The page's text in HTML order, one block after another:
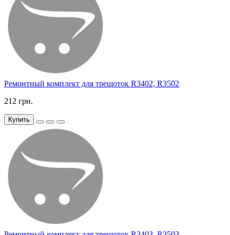
Ремонтный комплект для трещоток R3402, R3502
212 грн.
Купить